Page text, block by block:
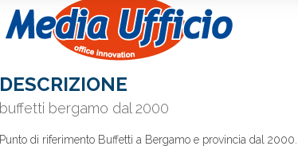
DESCRIZIONE
buffetti bergamo dal 2000
Punto di riferimento Buffetti a Bergamo e provincia dal 2000..